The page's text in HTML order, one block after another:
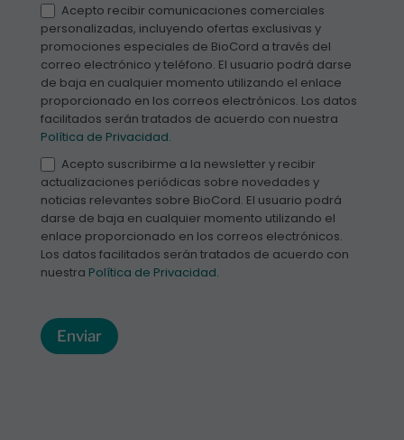
Acepto recibir comunicaciones comerciales
personalizadas, incluyendo ofertas exclusivas y
promociones especiales de BioCord a través del
correo electrónico y teléfono. El usuario podrá darse
de baja en cualquier momento utilizando el enlace
proporcionado en los correos electrónicos. Los datos
facilitados serán tratados de acuerdo con nuestra
Política de Privacidad.
Acepto suscribirme a la newsletter y recibir
actualizaciones periódicas sobre novedades y
noticias relevantes sobre BioCord. El usuario podrá
darse de baja en cualquier momento utilizando el
enlace proporcionado en los correos electrónicos.
Los datos facilitados serán tratados de acuerdo con
nuestra Política de Privacidad.
Enviar